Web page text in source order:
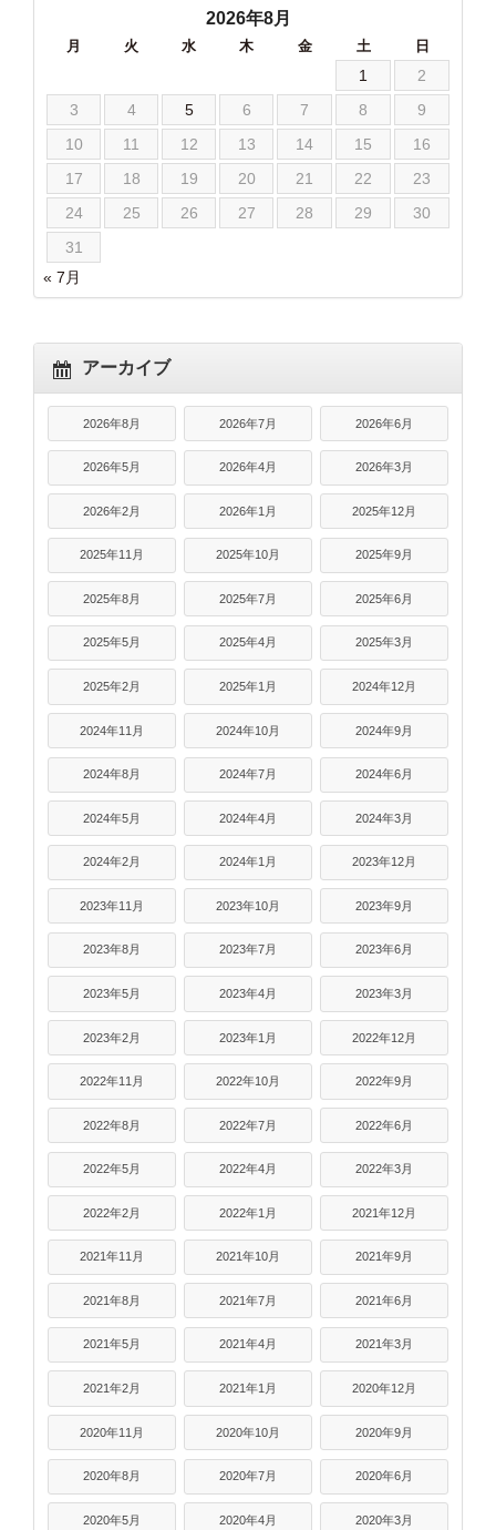
2026年8月
月 火 水 木 金 土 日
1
2
3
4 5 6 7 8
9
10
11 12 13 14 15
16
17
18 19 20 21 22
23
24
25 26 27 28 29
30
31
« 7月
アーカイブ
2026年8月 2026年7月 2026年6月
2026年5月 2026年4月 2026年3月
2026年2月 2026年1月 2025年12月
2025年11月 2025年10月 2025年9月
2025年8月 2025年7月 2025年6月
2025年5月 2025年4月 2025年3月
2025年2月 2025年1月 2024年12月
2024年11月 2024年10月 2024年9月
2024年8月 2024年7月 2024年6月
2024年5月 2024年4月 2024年3月
2024年2月 2024年1月 2023年12月
2023年11月 2023年10月 2023年9月
2023年8月 2023年7月 2023年6月
2023年5月 2023年4月 2023年3月
2023年2月 2023年1月 2022年12月
2022年11月 2022年10月 2022年9月
2022年8月 2022年7月 2022年6月
2022年5月 2022年4月 2022年3月
2022年2月 2022年1月 2021年12月
2021年11月 2021年10月 2021年9月
2021年8月 2021年7月 2021年6月
2021年5月 2021年4月 2021年3月
2021年2月 2021年1月 2020年12月
2020年11月 2020年10月 2020年9月
2020年8月 2020年7月 2020年6月
2020年5月 2020年4月 2020年3月